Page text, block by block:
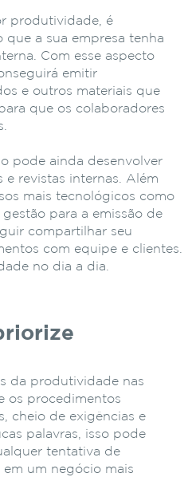
produtividade, é
que a sua empresa tenha
Com esse aspecto
emitir
e outros materiais que
que os colaboradores
pode ainda desenvolver
e revistas internas. Além
mais tecnológicos como
para a emissão de
compartilhar seu
com equipe e clientes.
no dia a dia.
da produtividade nas
os procedimentos
cheio de exigências e
palavras, isso pode
tentativa de
um negócio mais